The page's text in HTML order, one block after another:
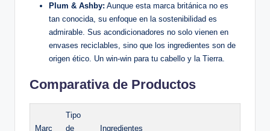
Plum & Ashby: Aunque esta marca británica no es
tan conocida, su enfoque en la sostenibilidad es
admirable. Sus acondicionadores no solo vienen en
envases reciclables, sino que los ingredientes son de
origen ético. Un win-win para tu cabello y la Tierra.
Comparativa de Productos
Marc
Tipo
de
Ingredientes